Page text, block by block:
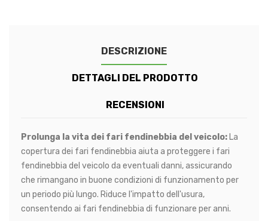
DESCRIZIONE
DETTAGLI DEL PRODOTTO
RECENSIONI
Prolunga la vita dei fari fendinebbia del veicolo: La
copertura dei fari fendinebbia aiuta a proteggere i fari
fendinebbia del veicolo da eventuali danni, assicurando
che rimangano in buone condizioni di funzionamento per
un periodo più lungo. Riduce l'impatto dell'usura,
consentendo ai fari fendinebbia di funzionare per anni.